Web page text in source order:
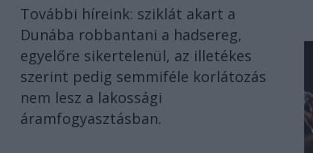
További híreink: sziklát akart a
Dunába robbantani a hadsereg,
egyelőre sikertelenül, az illetékes
szerint pedig semmiféle korlátozás
nem lesz a lakossági
áramfogyasztásban.